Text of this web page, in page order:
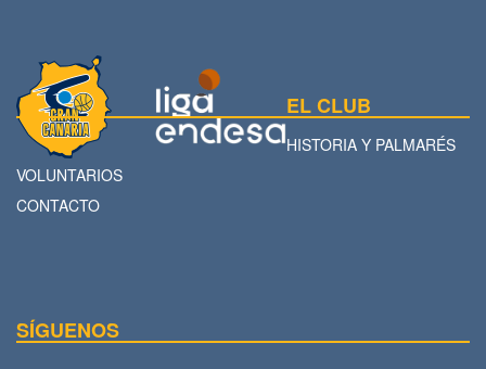
EL CLUB
HISTORIA Y PALMARÉS
VOLUNTARIOS
CONTACTO
SÍGUENOS